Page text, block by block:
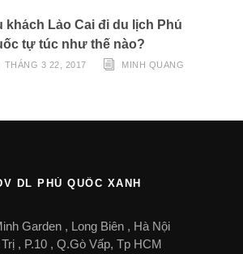
khách Lào Cai đi du lịch Phú
tự túc như thế nào?
THÁNG 3 22, 2017 MINH QUANG
DL PHÚ QUỐC XANH
Garden , Long Biên , Hà Nội
, P.10 , Q.Gò Vấp, Tp HCM